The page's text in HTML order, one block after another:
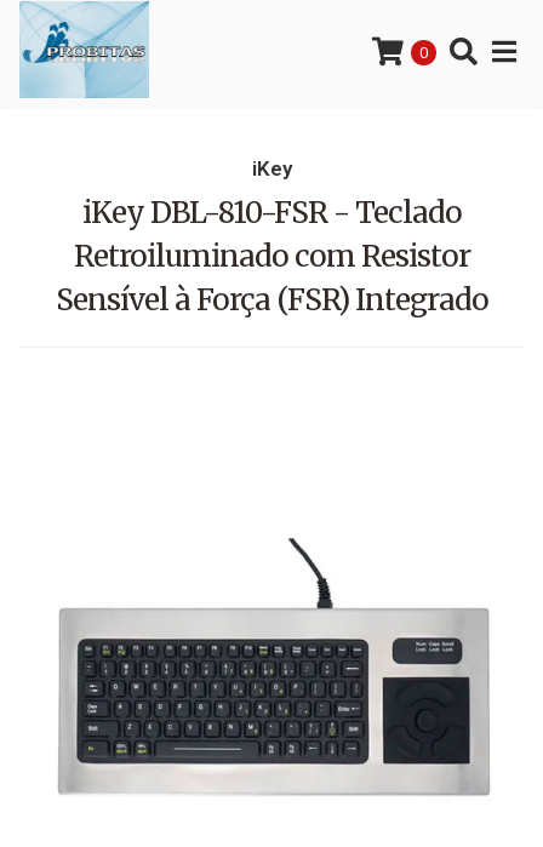
0
iKey
iKey DBL-810-FSR - Teclado
Retroiluminado com Resistor
Sensível à Força (FSR) Integrado